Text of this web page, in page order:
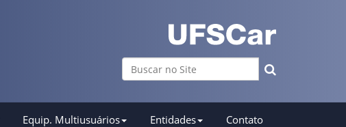
Busca
Equip. Multiusuários Entidades Contato